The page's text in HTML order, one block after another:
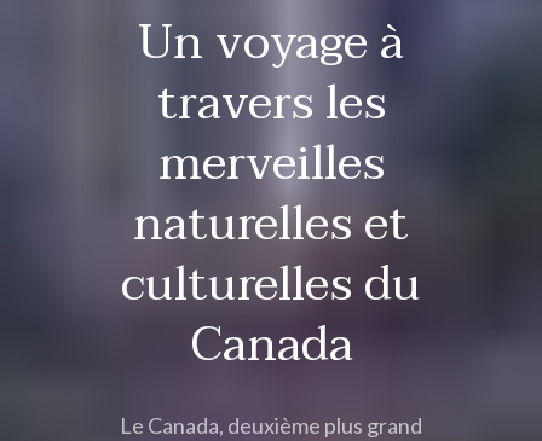
Un voyage à
travers les
merveilles
naturelles et
culturelles du
Canada
Le Canada, deuxième plus grand